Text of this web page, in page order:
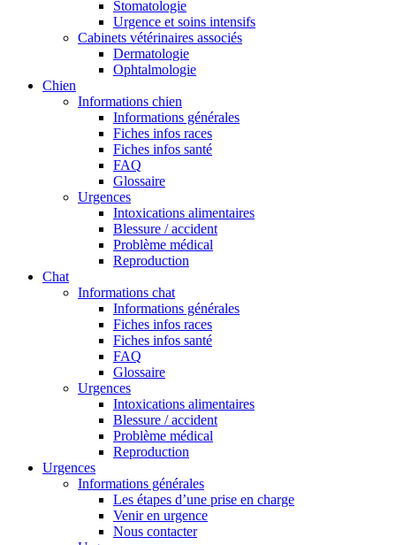
Stomatologie
Urgence et soins intensifs
Cabinets vétérinaires associés
Dermatologie
Ophtalmologie
Chien
Informations chien
Informations générales
Fiches infos races
Fiches infos santé
FAQ
Glossaire
Urgences
Intoxications alimentaires
Blessure / accident
Problème médical
Reproduction
Chat
Informations chat
Informations générales
Fiches infos races
Fiches infos santé
FAQ
Glossaire
Urgences
Intoxications alimentaires
Blessure / accident
Problème médical
Reproduction
Urgences
Informations générales
Les étapes d’une prise en charge
Venir en urgence
Nous contacter